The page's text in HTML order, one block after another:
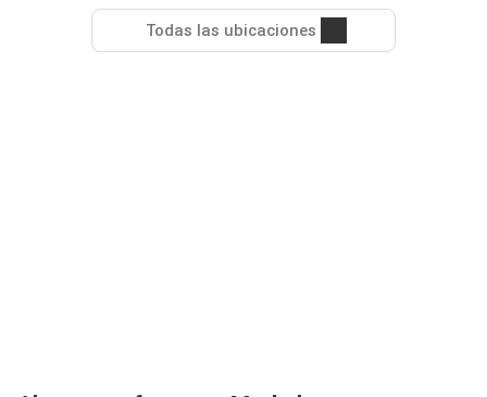
Todas las ubicaciones